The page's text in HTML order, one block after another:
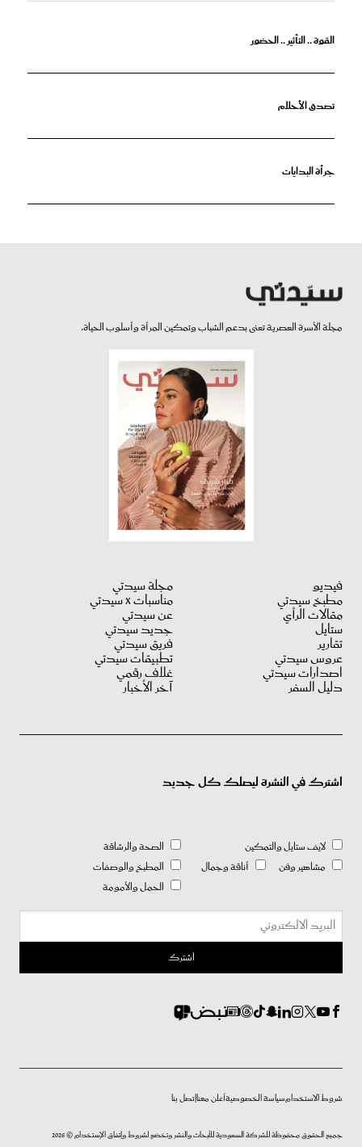
القوة .. التأثير .. الحضور
تصدق الأحلام
جرأة البدايات
مجلة الأسرة العصرية تعنى بدعم الشباب وتمكين المرأة وأسلوب الحياة.
فيديو
مطبخ سيدتي
مقالات الرأي
ستايل
تقارير
عروس سيدتي
اصدارات سيدتي
دليل السفر
مجلة سيدتي
مناسبات X سيدتي
عن سيدتي
جديد سيدتي
فريق سيدتي
تطبيقات سيدتي
غلاف رقمي
آخر الأخبار
اشترك في النشرة ليصلك كل جديد
لايف ستايل والتمكين
مشاهير وفن
أناقة وجمال
الصحة والرشاقة
المطبخ والوصفات
الحمل والأمومة
شروط الاستخدامسياسة الخصوصيةأعلن معناإتصل بنا
جميع الحقوق محفوظة للشركة السعودية للأبحاث والنشر وتخضع لشروط وإتفاق الإستخدام © 2026